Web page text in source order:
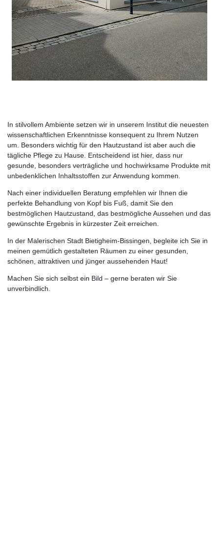
In stilvollem Ambiente setzen wir in unserem Institut die neuesten
wissenschaftlichen Erkenntnisse konsequent zu Ihrem Nutzen
um. Besonders wichtig für den Hautzustand ist aber auch die
tägliche Pflege zu Hause. Entscheidend ist hier, dass nur
gesunde, besonders verträgliche und hochwirksame Produkte mit
unbedenklichen Inhaltsstoffen zur Anwendung kommen.
Nach einer individuellen Beratung empfehlen wir Ihnen die
perfekte Behandlung von Kopf bis Fuß, damit Sie den
bestmöglichen Hautzustand, das bestmögliche Aussehen und das
gewünschte Ergebnis in kürzester Zeit erreichen.
In der Malerischen Stadt Bietigheim-Bissingen, begleite ich Sie in
meinen gemütlich gestalteten Räumen zu einer gesunden,
schönen, attraktiven und jünger aussehenden Haut!
Machen Sie sich selbst ein Bild – gerne beraten wir Sie
unverbindlich.